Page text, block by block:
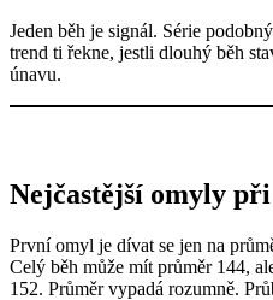
Jeden běh je signál. Série
trend ti řekne, jestli dlouhý běh
únavu.
Nejčastější omyly
První omyl je dívat se jen na
Celý běh může mít průměr 144,
152. Průměr vypadá rozumně.